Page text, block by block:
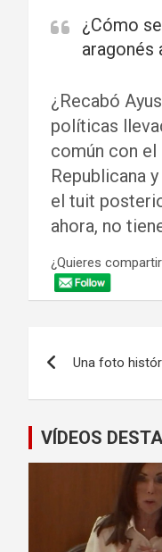
¿Cómo
aragonés
¿Recabó
políticas
común con el
Republicana
el tuit
ahora, no
¿Quieres
de
entradas
Una foto
VÍDEOS